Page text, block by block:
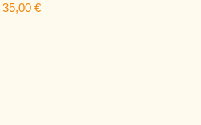
35,00 €